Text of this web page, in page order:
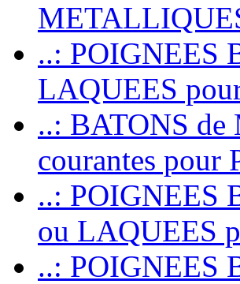
..: POIGNEES
LAQUEES
..: BATONS de
courantes pour
..: POIGNEES
ou LAQUEES
..: POIGNEES